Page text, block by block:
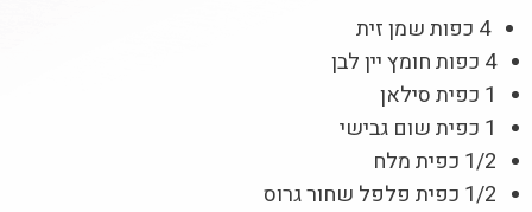
4 כפות שמן זית
4 כפות חומץ יין לבן
1 כפית סילאן
1 כפית שום גבישי
1/2 כפית מלח
1/2 כפית פלפל שחור גרוס